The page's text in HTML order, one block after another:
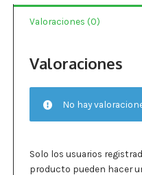
Control Del Peso
Aminoácidos
Salud Visual
Multivitaminas Adultos 50
Valoraciones (0)
Valoraciones
No hay
Solo los usuarios
producto pueden hacer